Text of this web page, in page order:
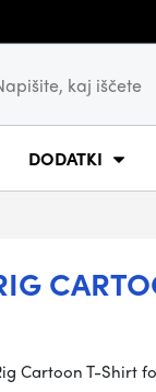
DODATKI
Cartoon T-Shirt